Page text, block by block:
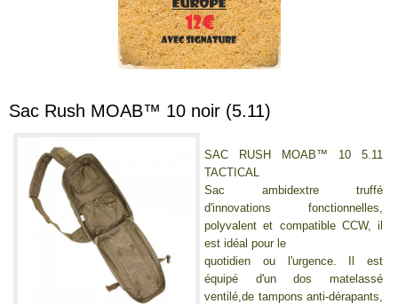
Sac Rush MOAB™ 10 noir (5.11)
SAC RUSH MOAB™ 10 5.11
TACTICAL
Sac ambidextre truffé
d'innovations fonctionnelles,
polyvalent et compatible CCW, il
est idéal pour le
quotidien ou l'urgence. Il est
équipé d'un dos matelassé
ventilé,de tampons anti-dérapants,